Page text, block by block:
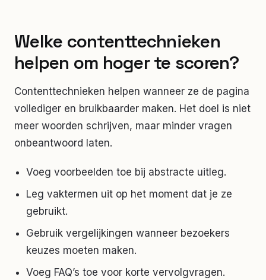
Welke contenttechnieken
helpen om hoger te scoren?
Contenttechnieken helpen wanneer ze de pagina
vollediger en bruikbaarder maken. Het doel is niet
meer woorden schrijven, maar minder vragen
onbeantwoord laten.
Voeg voorbeelden toe bij abstracte uitleg.
Leg vaktermen uit op het moment dat je ze
gebruikt.
Gebruik vergelijkingen wanneer bezoekers
keuzes moeten maken.
Voeg FAQ’s toe voor korte vervolgvragen.